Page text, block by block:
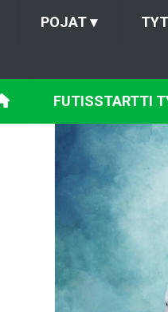
POJAT▾
FUTISSTARTTI